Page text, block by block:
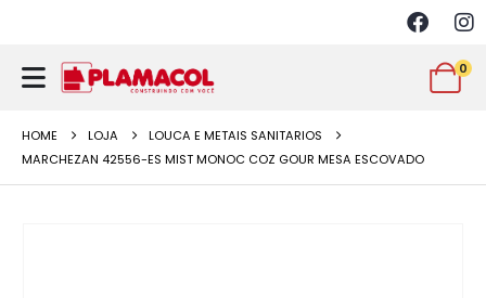
0
HOME LOJA
LOUCA E METAIS SANITARIOS
MARCHEZAN 42556-ES MIST MONOC COZ GOUR MESA ESCOVADO